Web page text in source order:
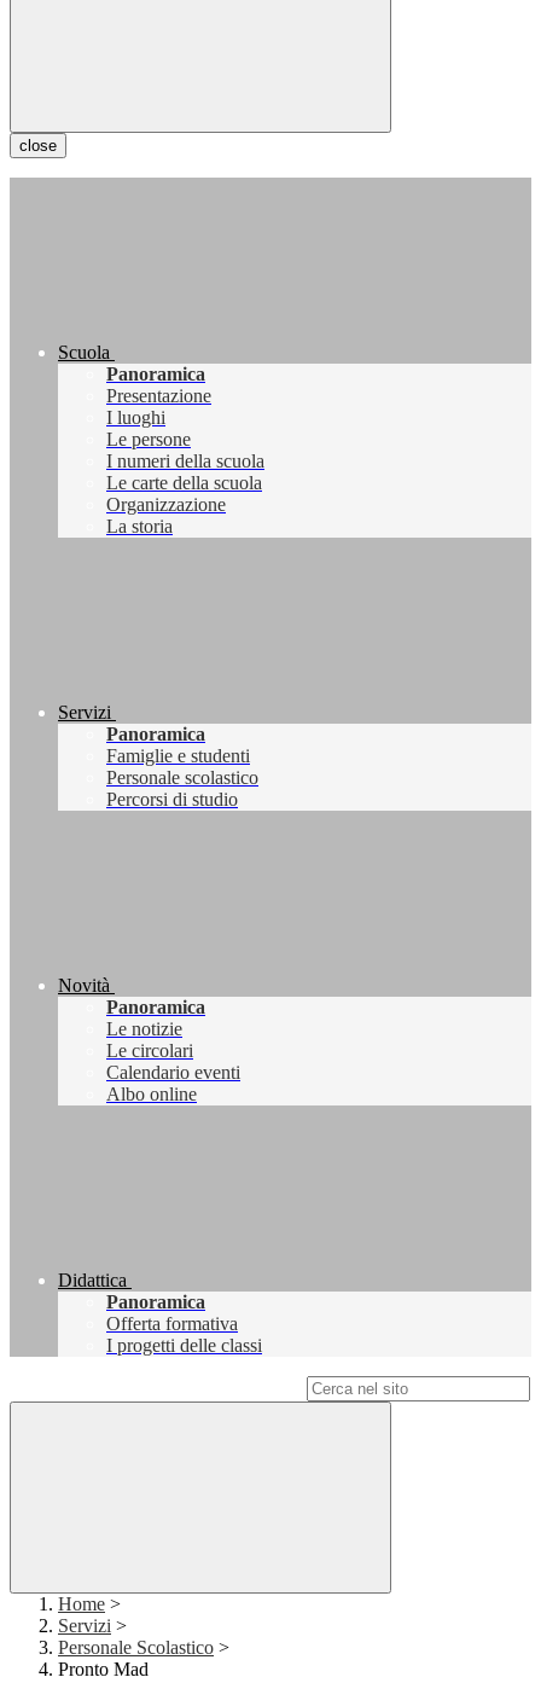
close
Scuola
Panoramica
Presentazione
I luoghi
Le persone
I numeri della scuola
Le carte della scuola
Organizzazione
La storia
Servizi
Panoramica
Famiglie e studenti
Personale scolastico
Percorsi di studio
Novità
Panoramica
Le notizie
Le circolari
Calendario eventi
Albo online
Didattica
Panoramica
Offerta formativa
I progetti delle classi
Home >
Servizi >
Personale Scolastico >
Pronto Mad